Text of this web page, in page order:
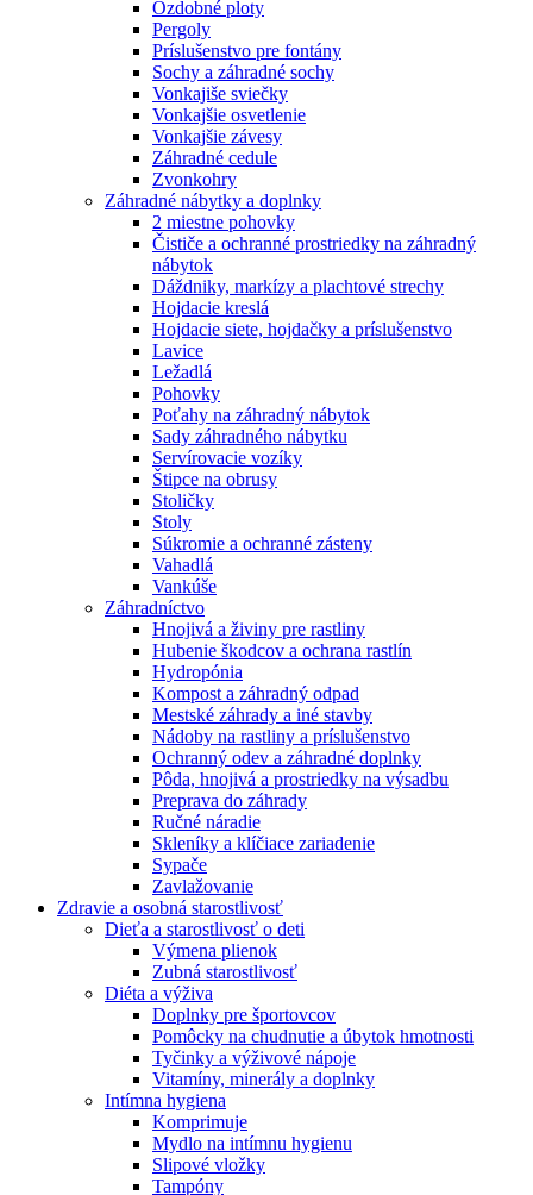
Ozdobné ploty
Pergoly
Príslušenstvo pre fontány
Sochy a záhradné sochy
Vonkajiše sviečky
Vonkajšie osvetlenie
Vonkajšie závesy
Záhradné cedule
Zvonkohry
Záhradné nábytky a doplnky
2 miestne pohovky
Čističe a ochranné prostriedky na záhradný
nábytok
Dáždniky, markízy a plachtové strechy
Hojdacie kreslá
Hojdacie siete, hojdačky a príslušenstvo
Lavice
Ležadlá
Pohovky
Poťahy na záhradný nábytok
Sady záhradného nábytku
Servírovacie vozíky
Štipce na obrusy
Stoličky
Stoly
Súkromie a ochranné zásteny
Vahadlá
Vankúše
Záhradníctvo
Hnojivá a živiny pre rastliny
Hubenie škodcov a ochrana rastlín
Hydropónia
Kompost a záhradný odpad
Mestské záhrady a iné stavby
Nádoby na rastliny a príslušenstvo
Ochranný odev a záhradné doplnky
Pôda, hnojivá a prostriedky na výsadbu
Preprava do záhrady
Ručné náradie
Skleníky a klíčiace zariadenie
Sypače
Zavlažovanie
Zdravie a osobná starostlivosť
Dieťa a starostlivosť o deti
Výmena plienok
Zubná starostlivosť
Diéta a výživa
Doplnky pre športovcov
Pomôcky na chudnutie a úbytok hmotnosti
Tyčinky a výživové nápoje
Vitamíny, minerály a doplnky
Intímna hygiena
Komprimuje
Mydlo na intímnu hygienu
Slipové vložky
Tampóny